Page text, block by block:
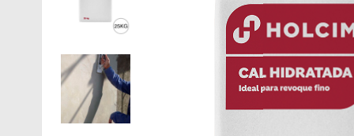
gallery